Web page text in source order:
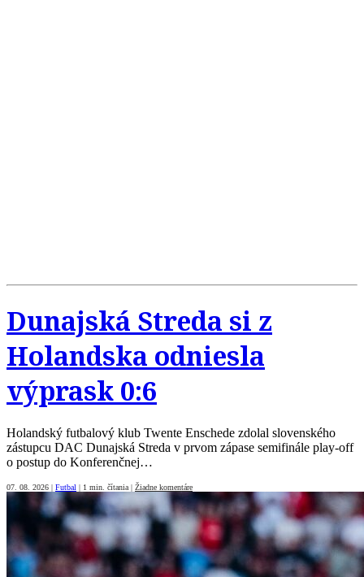
Dunajská Streda si z
Holandska odniesla
výprask 0:6
Holandský futbalový klub Twente Enschede zdolal slovenského
zástupcu DAC Dunajská Streda v prvom zápase semifinále play-off
o postup do Konferenčnej…
07. 08. 2026 | Futbal | 1 min. čítania | Žiadne komentáre